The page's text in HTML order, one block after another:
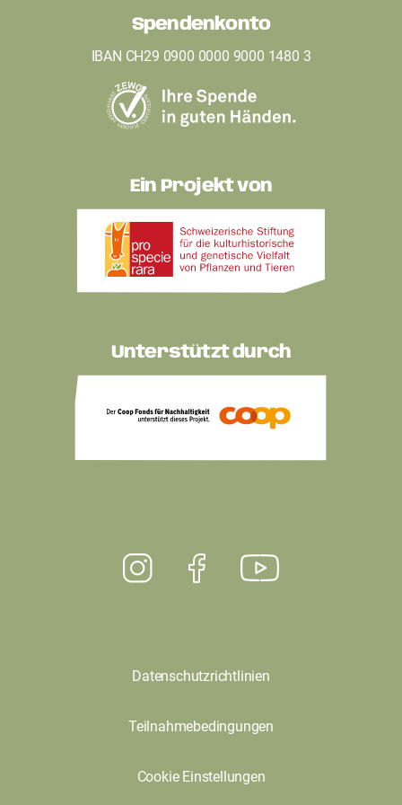
Spendenkonto
IBAN CH29 0900 0000 9000 1480 3
Ein Projekt von
Unterstützt durch
Datenschutzrichtlinien
Teilnahmebedingungen
Cookie Einstellungen